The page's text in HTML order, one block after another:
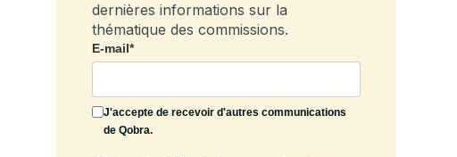
dernières informations sur la
thématique des commissions.
E-mail*
J'accepte de recevoir d'autres communications
de Qobra.